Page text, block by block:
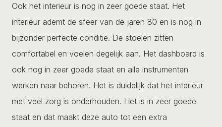
Ook het interieur is nog in zeer goede staat. Het
interieur ademt de sfeer van de jaren 80 en is nog in
bijzonder perfecte conditie. De stoelen zitten
comfortabel en voelen degelijk aan. Het dashboard is
ook nog in zeer goede staat en alle instrumenten
werken naar behoren. Het is duidelijk dat het interieur
met veel zorg is onderhouden. Het is in zeer goede
staat en dat maakt deze auto tot een extra